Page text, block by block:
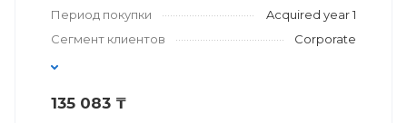
Период покупки
Acquired year 1
Сегмент клиентов
Corporate
135 083 ₸